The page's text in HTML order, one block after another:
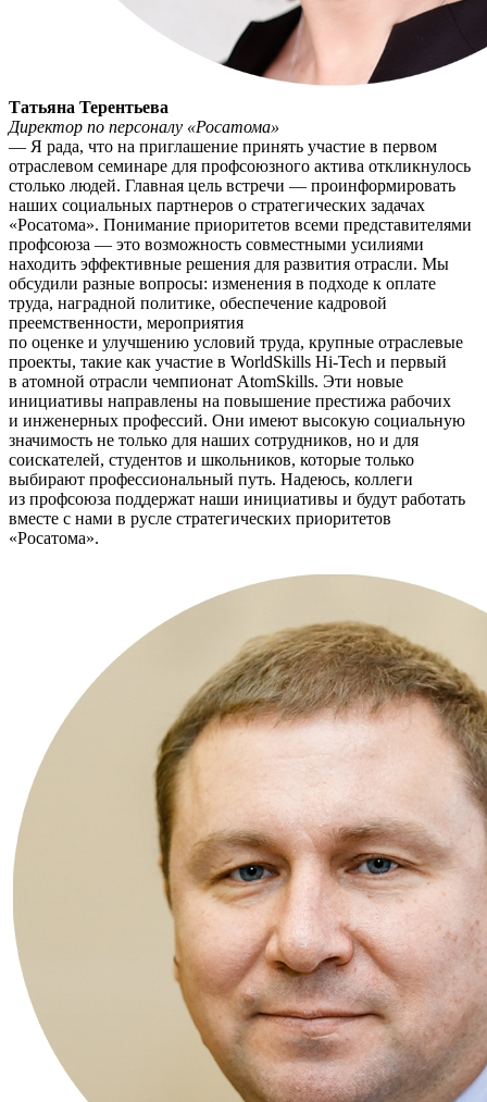
Татьяна Терентьева
Директор по персоналу «Росатома»
— Я рада, что на приглашение принять участие в первом
отраслевом семинаре для профсоюзного актива откликнулось
столько людей. Главная цель встречи — проинформировать
наших социальных партнеров о стратегических задачах
«Росатома». Понимание приоритетов всеми представителями
профсоюза — это возможность совместными усилиями
находить эффективные решения для развития отрасли. Мы
обсудили разные вопросы: изменения в подходе к оплате
труда, наградной политике, обеспечение кадровой
преемственности, мероприятия
по оценке и улучшению условий труда, крупные отраслевые
проекты, такие как участие в WorldSkills Hi-Tech и первый
в атомной отрасли чемпионат AtomSkills. Эти новые
инициативы направлены на повышение престижа рабочих
и инженерных профессий. Они имеют высокую социальную
значимость не только для наших сотрудников, но и для
соискателей, студентов и школьников, которые только
выбирают профессиональный путь. Надеюсь, коллеги
из профсоюза поддержат наши инициативы и будут работать
вместе с нами в русле стратегических приоритетов
«Росатома».